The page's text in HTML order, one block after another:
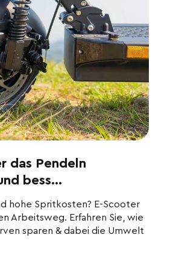
das Pendeln
bess...
hohe Spritkosten? E-Scooter
Arbeitsweg. Erfahren Sie, wie
sparen & dabei die Umwelt